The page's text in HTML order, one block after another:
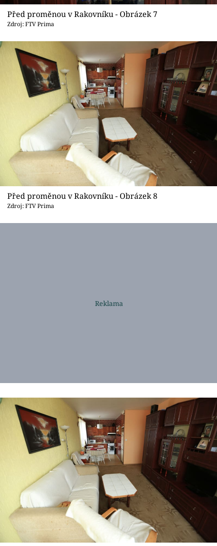
Před proměnou v Rakovníku - Obrázek 7
Zdroj: FTV Prima
Před proměnou v Rakovníku - Obrázek 8
Zdroj: FTV Prima